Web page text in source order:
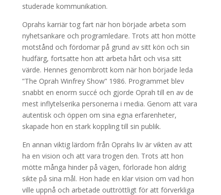
studerade kommunikation.
Oprahs karriär tog fart när hon började arbeta som
nyhetsankare och programledare. Trots att hon mötte
motstånd och fördomar på grund av sitt kön och sin
hudfärg, fortsatte hon att arbeta hårt och visa sitt
värde. Hennes genombrott kom när hon började leda
”The Oprah Winfrey Show” 1986. Programmet blev
snabbt en enorm succé och gjorde Oprah till en av de
mest inflytelserika personerna i media. Genom att vara
autentisk och öppen om sina egna erfarenheter,
skapade hon en stark koppling till sin publik.
En annan viktig lärdom från Oprahs liv är vikten av att
ha en vision och att vara trogen den. Trots att hon
mötte många hinder på vägen, förlorade hon aldrig
sikte på sina mål. Hon hade en klar vision om vad hon
ville uppnå och arbetade outtröttligt för att förverkliga